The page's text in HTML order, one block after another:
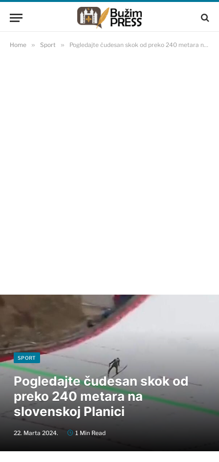
Home » Sport » Pogledajte čudesan skok od preko 240 metara na slovenskoj Planici
SPORT
Pogledajte čudesan skok od
preko 240 metara na
slovenskoj Planici
22. Marta 2024. 1 Min Read